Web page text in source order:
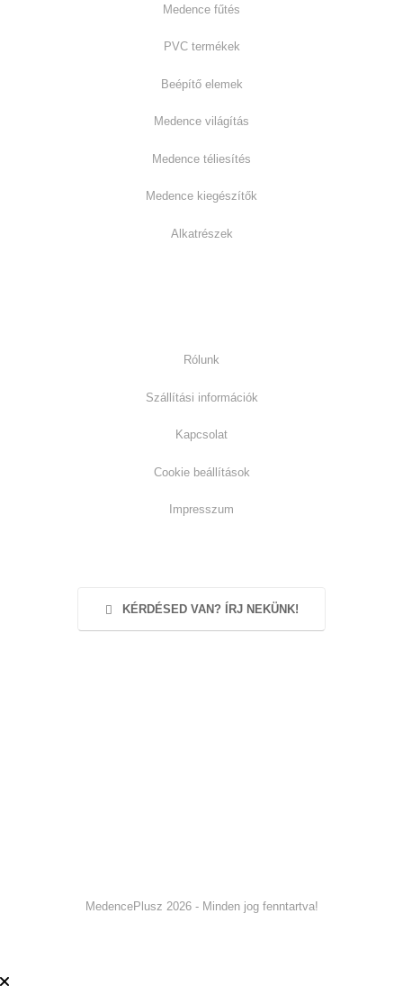
Medence fűtés
PVC termékek
Beépítő elemek
Medence világítás
Medence téliesítés
Medence kiegészítők
Alkatrészek
Rólunk
Szállítási információk
Kapcsolat
Cookie beállítások
Impresszum
KÉRDÉSED VAN? ÍRJ NEKÜNK!
MedencePlusz 2026 - Minden jog fenntartva!